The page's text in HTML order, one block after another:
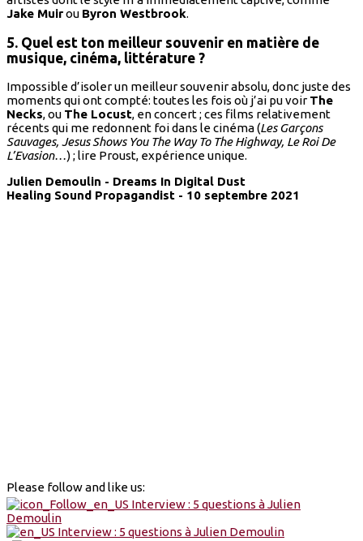
Jake Muirou Byron Westbrook.
5. Quel est ton meilleur souvenir en matière de
musique, cinéma, littérature ?
Impossible d’isoler un meilleur souvenir absolu, donc juste des
moments qui ont compté: toutes les fois où j’ai pu voirThe
Necks, ou The Locust, en concert ; ces films relativement
récents qui me redonnent foi dans le cinéma (Les Garçons
Sauvages, Jesus Shows You The Way To The Highway, Le Roi De
L’Evasion…) ; lire Proust, expérience unique.
Julien Demoulin - Dreams In Digital Dust
Healing Sound Propagandist - 10 septembre 2021
Please follow and like us: